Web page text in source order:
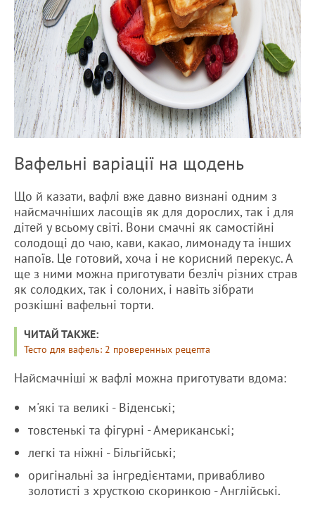
Вафельні варіації на щодень
Що й казати, вафлі вже давно визнані одним з
найсмачніших ласощів як для дорослих, так і для
дітей у всьому світі. Вони смачні як самостійні
солодощі до чаю, кави, какао, лимонаду та інших
напоїв. Це готовий, хоча і не корисний перекус. А
ще з ними можна приготувати безліч різних страв
як солодких, так і солоних, і навіть зібрати
розкішні вафельні торти.
ЧИТАЙ ТАКЖЕ:
Тесто для вафель: 2 проверенных рецепта
Найсмачніші ж вафлі можна приготувати вдома:
м'які та великі - Віденські;
товстенькі та фігурні - Американські;
легкі та ніжні - Більгійські;
оригінальні за інгредієнтами, привабливо
золотисті з хрусткою скоринкою - Англійські.